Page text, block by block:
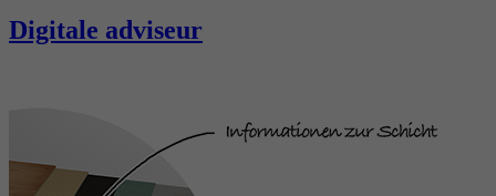
Digitale adviseur